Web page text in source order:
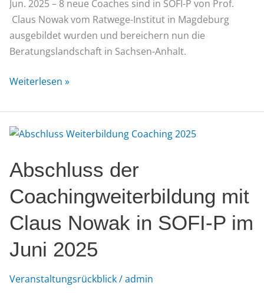
Jun. 2025 – 8 neue Coaches sind in SOFI-P von Prof.
Claus Nowak vom Ratwege-Institut in Magdeburg
ausgebildet wurden und bereichern nun die
Beratungslandschaft in Sachsen-Anhalt.
Weiterlesen »
Abschluss der
Coachingweiterbildung mit
Claus Nowak in SOFI-P im
Juni 2025
Veranstaltungsrückblick/admin
Abschluss
Coachingweiterbildung
mit
Claus
Nowak
in
SOFI-
P
im